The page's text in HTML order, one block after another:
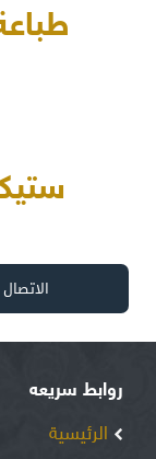
الاتصال
روابط سريعه
الرئيسية